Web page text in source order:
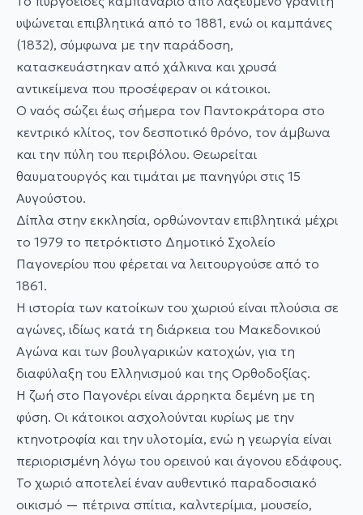
υψώνεται επιβλητικά από το 1881, ενώ οι καμπάνες
(1832), σύμφωνα με την παράδοση,
κατασκευάστηκαν από χάλκινα και χρυσά
αντικείμενα που προσέφεραν οι κάτοικοι.
Ο ναός σώζει έως σήμερα τον Παντοκράτορα στο
κεντρικό κλίτος, τον δεσποτικό θρόνο, τον άμβωνα
και την πύλη του περιβόλου. Θεωρείται
θαυματουργός και τιμάται με πανηγύρι στις 15
Αυγούστου.
Δίπλα στην εκκλησία, ορθώνονταν επιβλητικά μέχρι
το 1979 το πετρόκτιστο Δημοτικό Σχολείο
Παγονερίου που φέρεται να λειτουργούσε από το
1861.
Η ιστορία των κατοίκων του χωριού είναι πλούσια σε
αγώνες, ιδίως κατά τη διάρκεια του Μακεδονικού
Αγώνα και των βουλγαρικών κατοχών, για τη
διαφύλαξη του Ελληνισμού και της Ορθοδοξίας.
Η ζωή στο Παγονέρι είναι άρρηκτα δεμένη με τη
φύση. Οι κάτοικοι ασχολούνται κυρίως με την
κτηνοτροφία και την υλοτομία, ενώ η γεωργία είναι
περιορισμένη λόγω του ορεινού και άγονου εδάφους.
Το χωριό αποτελεί έναν αυθεντικό παραδοσιακό
οικισμό — πέτρινα σπίτια, καλντερίμια, μουσείο,